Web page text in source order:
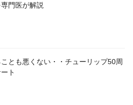
門医が解説
とも悪くない・・チューリップ50周
ト